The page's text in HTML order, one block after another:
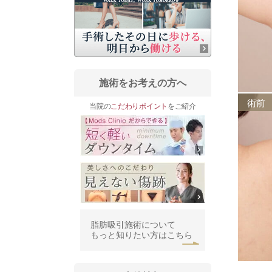
術前
施術をお考えの方へ
当院のこだわりポイント をご紹介
脂肪吸引施術について
もっと知りたい方はこちら